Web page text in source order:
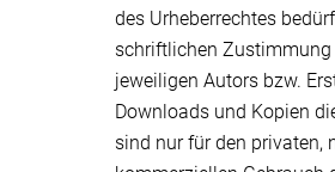
des Urheberrechtes
schriftlichen Zustimmung
jeweiligen Autors bzw.
Downloads und Kopien
sind nur für den privaten,